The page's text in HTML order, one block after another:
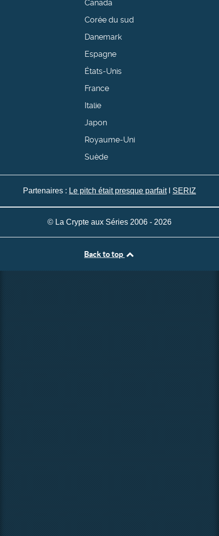
Canada
Corée du sud
Danemark
Espagne
États-Unis
France
Italie
Japon
Royaume-Uni
Suède
Partenaires : Le pitch était presque parfaitl SERIZ
© La Crypte aux Séries 2006 - 2026
Back to top